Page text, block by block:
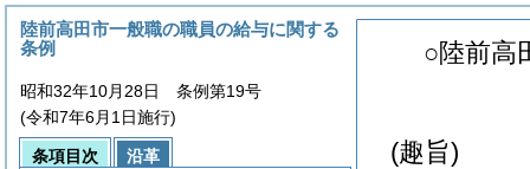
○陸前高
(趣旨)
陸前高田市一般職の職員の給与に関する
条例
昭和32年10月28日 条例第19号
(令和7年6月1日施行)
条項目次
沿革